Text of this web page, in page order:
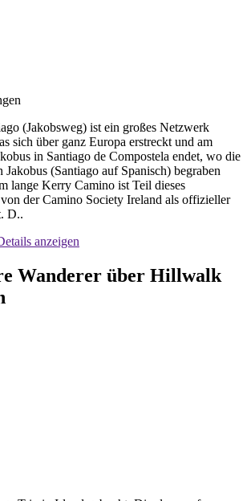
(Jakobsweg) ist ein großes Netzwerk
sich über ganz Europa erstreckt und am
in Santiago de Compostela endet, wo die
(Santiago auf Spanisch) begraben
lange Kerry Camino ist Teil dieses
der Camino Society Ireland als offizieller
D..
anzeigen
Wanderer über Hillwalk